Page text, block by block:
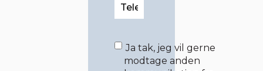
Ja tak, jeg vil gerne
modtage anden